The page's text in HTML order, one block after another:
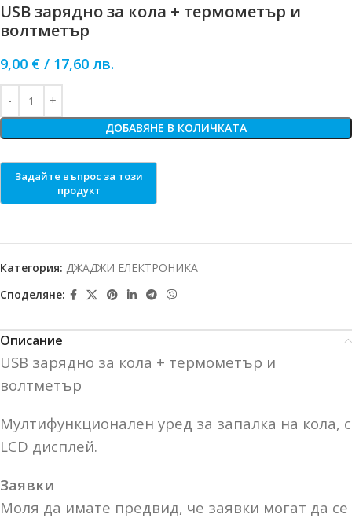
USB зарядно за кола + термометър и
волтметър
9,00 € / 17,60 лв.
ДОБАВЯНЕ В КОЛИЧКАТА
Категория: ДЖАДЖИ ЕЛЕКТРОНИКА
Споделяне:
Описание
USB зарядно за кола + термометър и
волтметър
Мултифункционален уред за запалка на кола, с
LCD дисплей.
Заявки
Моля да имате предвид, че заявки могат да се